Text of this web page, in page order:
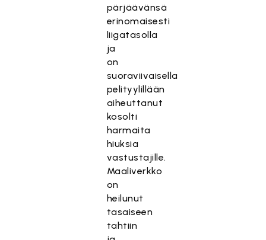
pärjäävänsä
erinomaisesti
liigatasolla
ja
on
suoraviivaisella
pelityylillään
aiheuttanut
kosolti
harmaita
hiuksia
vastustajille.
Maaliverkko
on
heilunut
tasaiseen
tahtiin